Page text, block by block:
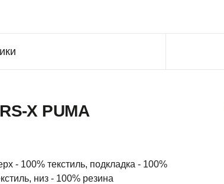
X PUMA
- 100% текстиль, подкладка - 100%
низ - 100% резина